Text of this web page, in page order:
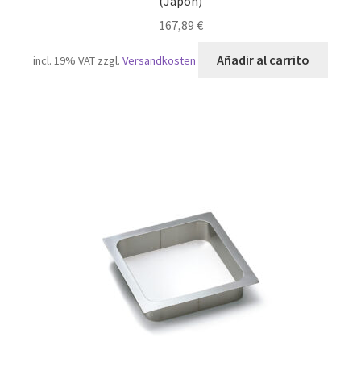
167,89 €
incl. 19% VAT zzgl.Versandkosten Añadir al carrito